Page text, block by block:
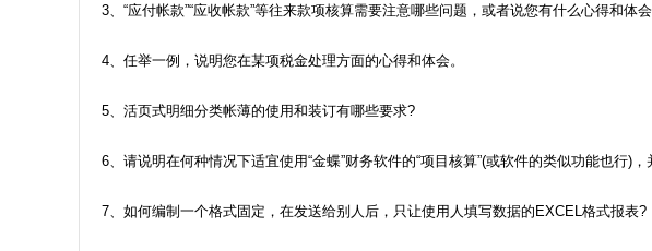
3、“应付帐款”“应收帐款”等往来款项核算需要注意哪些问题，或者说您有什么心得和体
4、任举一例，说明您在某项税金处理方面的心得和体会。
5、活页式明细分类帐薄的使用和装订有哪些要求?
6、请说明在何种情况下适宜使用“金蝶”财务软件的“项目核算”(或软件的类似功能也行)，
7、如何编制一个格式固定，在发送给别人后，只让使用人填写数据的EXCEL格式报表?